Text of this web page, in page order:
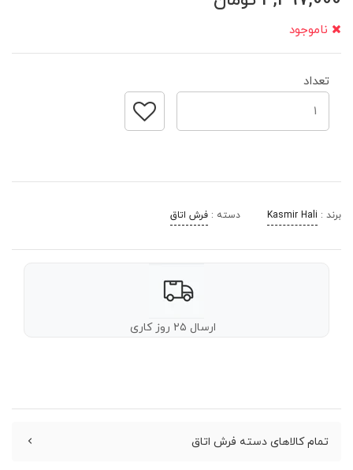
ناموجود
تعداد
برند : Kasmir Hali دسته : فرش اتاق
ارسال ۲۵ روز کاری
تمام کالاهای دسته فرش اتاق